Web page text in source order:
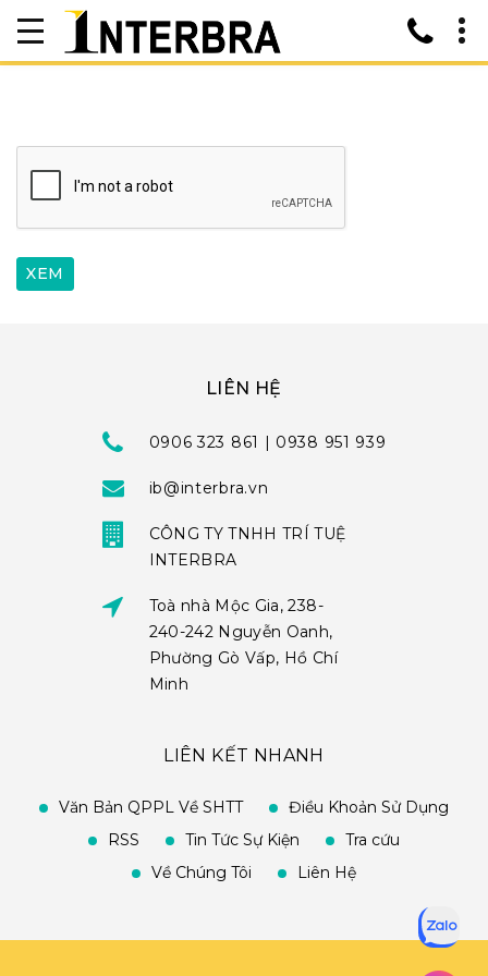
LIÊN HỆ
0906 323 861 | 0938 951 939
ib@interbra.vn
CÔNG TY TNHH TRÍ TUỆ
INTERBRA
Toà nhà Mộc Gia, 238-
240-242 Nguyễn Oanh,
Phường Gò Vấp, Hồ Chí
Minh
LIÊN KẾT NHANH
Văn Bản QPPL Về SHTT
Điều Khoản Sử Dụng
RSS
Tin Tức Sự Kiện
Tra cứu
Về Chúng Tôi
Liên Hệ